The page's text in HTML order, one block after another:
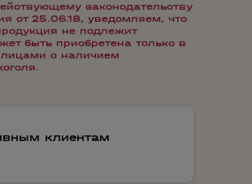
законодательству
от 25.06.18, уведомляем, что
не подлежит
быть приобретена только в
с наличием
клиентам